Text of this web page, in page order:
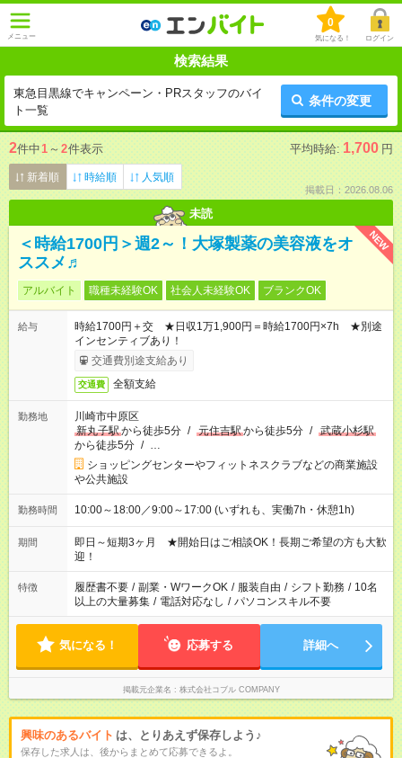
メニュー
0
気になる！ ログイン
検索結果
東急目黒線でキャンペーン・PRスタッフのバイ
ト一覧
条件の変更
2件中1 ～ 2件表示 平均時給: 1,700 円
新着順 時給順 人気順
掲載日：2026.08.06
未読
NEW
＜時給1700円＞週2～！大塚製薬の美容液をオ
ススメ♬
アルバイト 職種未経験OK 社会人未経験OK ブランクOK
給与
時給1700円＋交 ★日収1万1,900円＝時給1700円×7h ★別途
インセンティブあり！
交通費別途支給あり
交通費 全額支給
勤務地
川崎市中原区
新丸子駅から徒歩5分 / 元住吉駅から徒歩5分 / 武蔵小杉駅
から徒歩5分 / …
ショッピングセンターやフィットネスクラブなどの商業施設
や公共施設
勤務時間 10:00～18:00／9:00～17:00 (いずれも、実働7h・休憩1h)
期間
即日～短期3ヶ月 ★開始日はご相談OK！長期ご希望の方も大歓
迎！
特徴 履歴書不要 / 副業・WワークOK / 服装自由 / シフト勤務 / 10名
以上の大量募集 / 電話対応なし / パソコンスキル不要
気になる！ 応募する 詳細へ
掲載元企業名 株式会社コブル COMPANY
興味のあるバイト は、とりあえず保存しよう♪
保存した求人は、後からまとめて応募できるよ。